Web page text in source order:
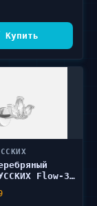
Купить
Flow-3